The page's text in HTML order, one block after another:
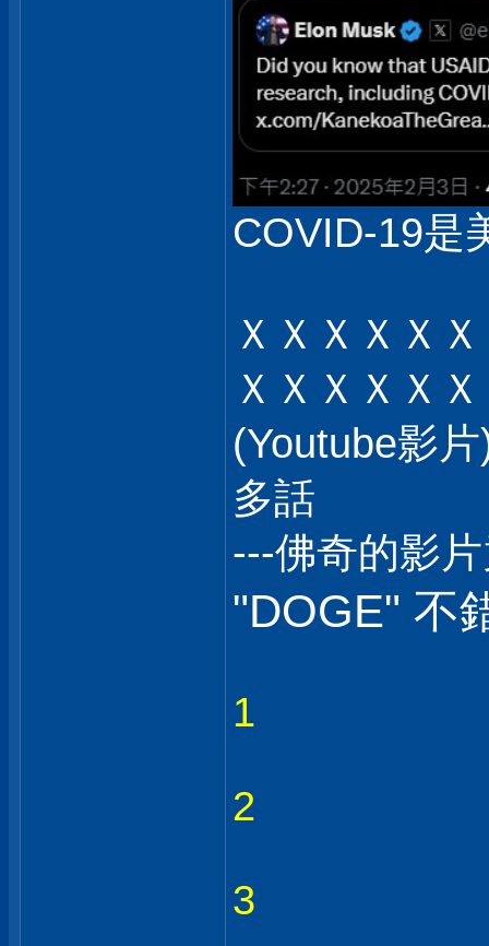
COVID-19是
ＸＸＸＸＸ
ＸＸＸＸＸ
(Youtube影
多話
---佛奇的影
"DOGE" 不
1
2
3